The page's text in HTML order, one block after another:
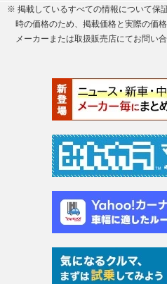
※ 掲載しているすべての情報について保
時の価格のため、掲載価格と実際の価
メーカーまたは取扱販売店にてお問い合